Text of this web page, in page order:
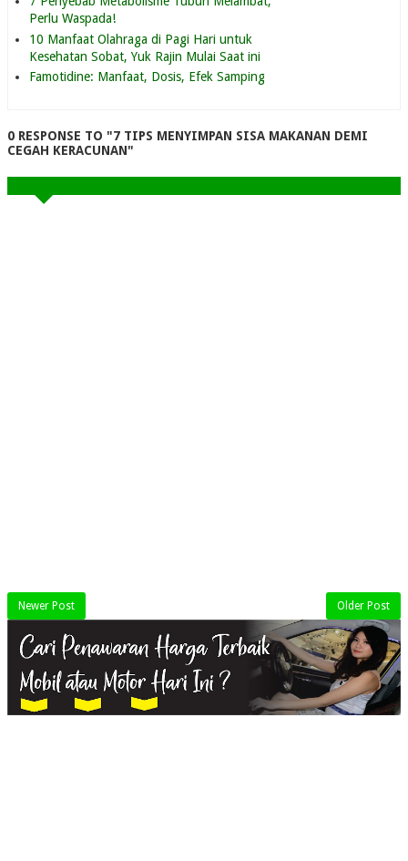
Perlu Waspada!
10 Manfaat Olahraga di Pagi Hari untuk
Kesehatan Sobat, Yuk Rajin Mulai Saat ini
Famotidine: Manfaat, Dosis, Efek Samping
0 RESPONSE TO "7 TIPS MENYIMPAN SISA MAKANAN DEMI
CEGAH KERACUNAN"
Newer Post Older Post